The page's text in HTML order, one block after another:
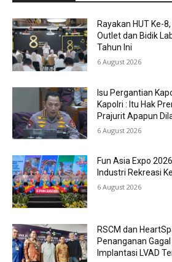
Rayakan HUT Ke-
Outlet dan Bidik
Tahun Ini
6 August 2026
Isu Pergantian
Kapolri : Itu Hak
Prajurit Apapun
6 August 2026
Fun Asia Expo
Industri Rekreasi
6 August 2026
RSCM dan
Penanganan
Implantasi LVAD